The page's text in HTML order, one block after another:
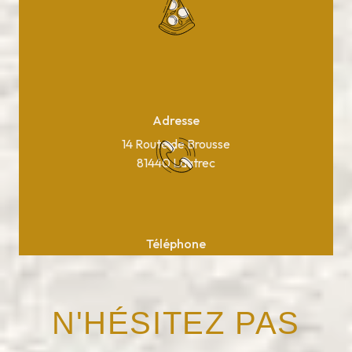
Adresse
14 Route de Brousse
81440 Lautrec
Téléphone
N'HÉSITEZ PAS